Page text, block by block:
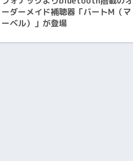
ーダーメイド補聴器「バートM（マ
ーベル）」が登場